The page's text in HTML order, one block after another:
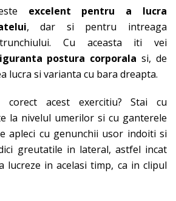
excelent pentru a lucra
, dar si pentru intreaga
Cu aceasta iti vei
postura corporala si, de
lucra si varianta cu bara dreapta.
corect acest exercitiu? Stai cu
la nivelul umerilor si cu ganterele
apleci cu genunchii usor indoiti si
greutatile in lateral, astfel incat
lucreze in acelasi timp, ca in clipul